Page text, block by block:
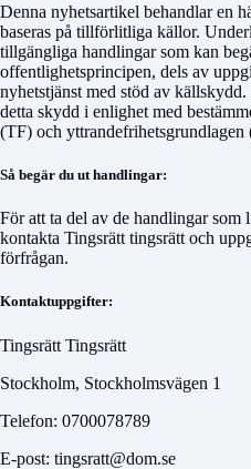
Denna nyhetsartikel behandlar en
baseras på tillförlitliga källor.
tillgängliga handlingar som kan
offentlighetsprincipen, dels av
nyhetstjänst med stöd av
detta skydd i enlighet med
(TF) och
Så begär du ut handlingar:
För att ta del av de handlingar
kontakta Tingsrätt tingsrätt och
förfrågan.
Kontaktuppgifter:
Tingsrätt Tingsrätt
Stockholm, Stockholmsvägen 1
Telefon: 0700078789
E-post: tingsratt@dom.se